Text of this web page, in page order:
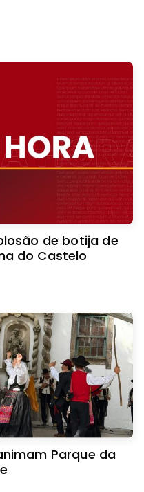
de botija de
do Castelo
Parque da